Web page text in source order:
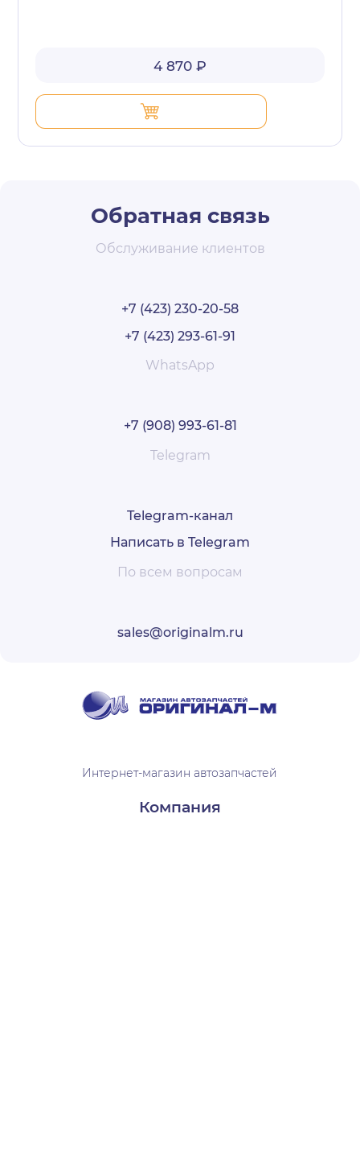
4 870 ₽
Обратная связь
Обслуживание клиентов
+7 (423) 230-20-58
+7 (423) 293-61-91
WhatsApp
+7 (908) 993-61-81
Telegram
Telegram-канал
Написать в Telegram
По всем вопросам
sales@originalm.ru
Интернет-магазин автозапчастей
Компания